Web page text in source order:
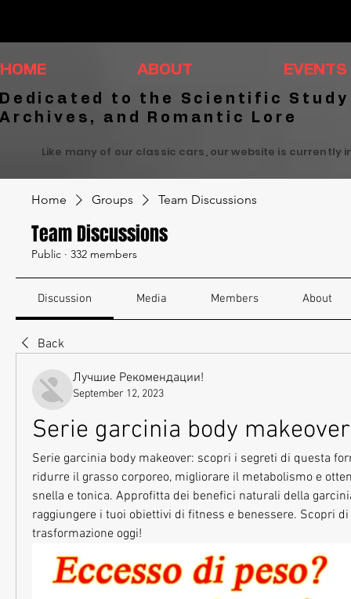
HOME ABOUT EVENTS
Dedicated to the Scientific
Archives, and Romantic Lore
Like many of our classic cars, our website is
Home Groups Team Discussions
Team Discussions
Public · 332 members
Discussion Media Members About
Back
Лучшие Рекомендации!
September 12, 2023
Serie garcinia body makeover
Serie garcinia body makeover: scopri i segreti di questa
ridurre il grasso corporeo, migliorare il metabolismo e
snella e tonica. Approfitta dei benefici naturali della
raggiungere i tuoi obiettivi di fitness e benessere. Scopri
trasformazione oggi!